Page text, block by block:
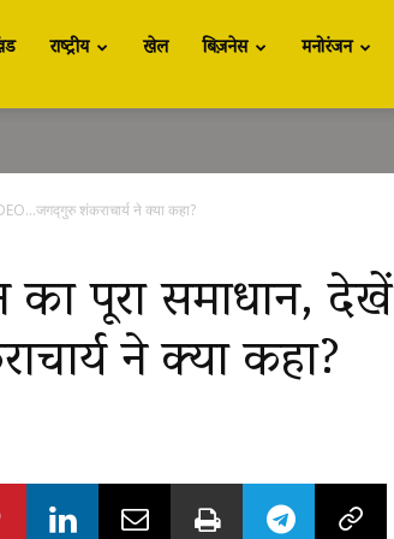
राष्ट्रीय खेल बिज़नेस मनोरंजन
शंकराचार्य ने क्या कहा?
पूरा समाधान, देखें
ने क्या कहा?